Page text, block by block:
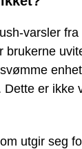
varsler fra
brukerne
Dette er ikke
utgir seg